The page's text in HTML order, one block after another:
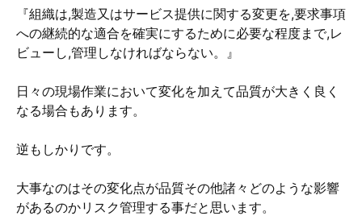
『組織は,製造又はサービス提供に関する変更を,要求事項
への継続的な適合を確実にするために必要な程度まで,レ
ビューし,管理しなければならない。』
日々の現場作業において変化を加えて品質が大きく良く
なる場合もあります。
逆もしかりです。
大事なのはその変化点が品質その他諸々どのような影響
があるのかリスク管理する事だと思います。